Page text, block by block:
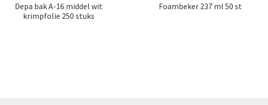
Depa bak A-16 middel wit
krimpfolie 250 stuks
Foambeker 237 ml 50 st